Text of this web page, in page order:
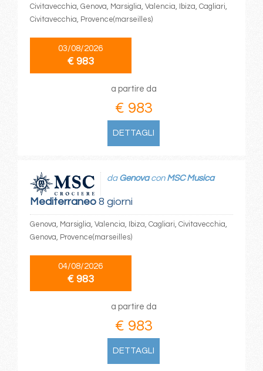
Civitavecchia, Genova, Marsiglia, Valencia, Ibiza, Cagliari,
Civitavecchia, Provence(marseilles)
03/08/2026
€ 983
a partire da
€ 983
DETTAGLI
Mediterraneo8 giorni
da Genovacon MSC Musica
Genova, Marsiglia, Valencia, Ibiza, Cagliari, Civitavecchia,
Genova, Provence(marseilles)
04/08/2026
€ 983
a partire da
€ 983
DETTAGLI